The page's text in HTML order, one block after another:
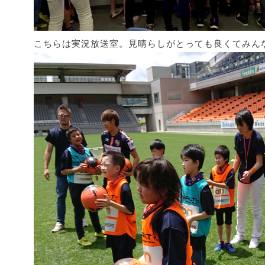
こちらは実況放送室。見晴らしがとっても良くてみ ん